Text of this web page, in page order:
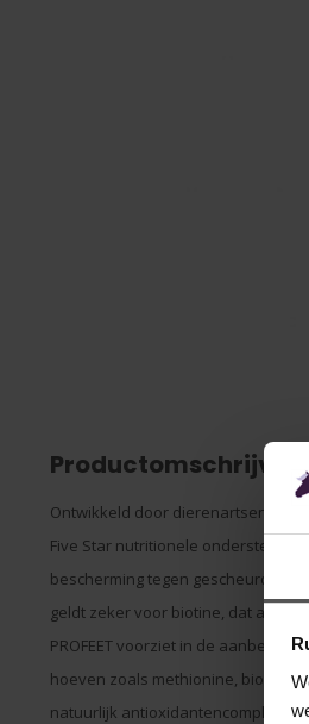
Ontwikkeld door dierenartsen,
Five Star nutritionele
bescherming tegen gescheurde
geldt zeker voor biotine, dat al
PROFEET voorziet in de
hoeven zoals methionine,
natuurlijk antioxidantencomplex